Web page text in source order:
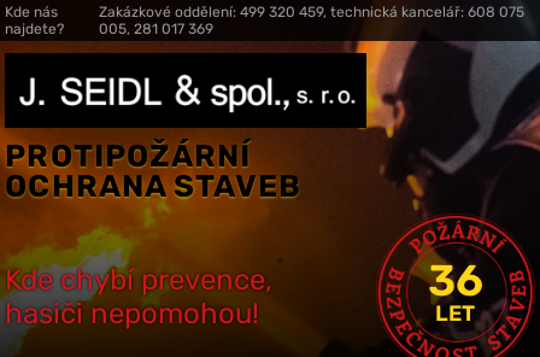
Kde nás
najdete?
Zakázkové oddělení: 499 320 459, technická kancelář: 608 075
005, 281 017 369
PROTIPOŽÁRNÍ
OCHRANA STAVEB
Kde chybí prevence,
hasiči nepomohou!
36
LET